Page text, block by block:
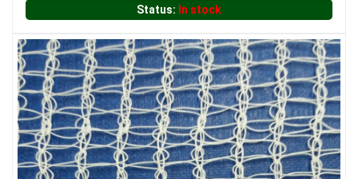
LƯỚI HÀNG RÀO HÌNH CHỮ NHẬT
LƯỚI NUÔI TRỒNG HẢI SẢN
Status: In stock